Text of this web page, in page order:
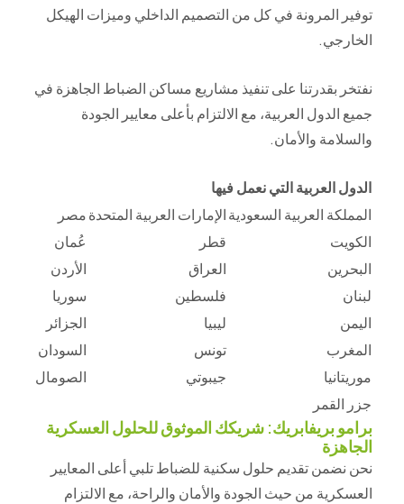
توفير المرونة في كل من التصميم الداخلي وميزات الهيكل
الخارجي.
نفتخر بقدرتنا على تنفيذ مشاريع مساكن الضباط الجاهزة في
جميع الدول العربية، مع الالتزام بأعلى معايير الجودة
والسلامة والأمان.
الدول العربية التي نعمل فيها
المملكة العربية السعوديةالإمارات العربية المتحدةمصر
الكويت
قطر
عُمان
البحرين
العراق
الأردن
لبنان
فلسطين
سوريا
اليمن
ليبيا
الجزائر
المغرب
تونس
السودان
موريتانيا
جيبوتي
الصومال
جزر القمر
برامو بريفابريك: شريكك الموثوق للحلول العسكرية
الجاهزة
نحن نضمن تقديم حلول سكنية للضباط تلبي أعلى المعايير
العسكرية من حيث الجودة والأمان والراحة، مع الالتزام